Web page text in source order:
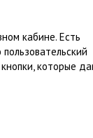
кабине. Есть
которые